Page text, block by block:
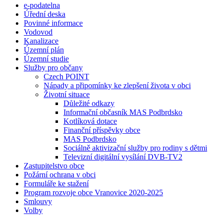
e-podatelna
Úřední deska
Povinné informace
Vodovod
Kanalizace
Územní plán
Územní studie
Služby pro občany
Czech POINT
Nápady a připomínky ke zlepšení života v obci
Životní situace
Důležité odkazy
Informační občasník MAS Podbrdsko
Kotlíková dotace
Finanční příspěvky obce
MAS Podbrdsko
Sociálně aktivizační služby pro rodiny s dětmi
Televizní digitální vysílání DVB-TV2
Zastupitelstvo obce
Požární ochrana v obci
Formuláře ke stažení
Program rozvoje obce Vranovice 2020-2025
Smlouvy
Volby